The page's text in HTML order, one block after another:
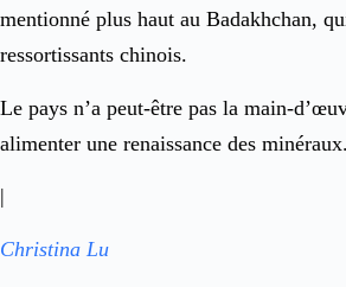
mentionné plus haut au Badakhchan,
ressortissants chinois.
Le pays n’a peut-être pas la main-
alimenter une renaissance des minéraux.
|
Christina Lu